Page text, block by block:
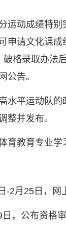
运动成绩特别
申请文化课成
格录取办法
公告。
水平运动队的
整并发布。
育教育专业学
-2月25日，网
，公布资格审